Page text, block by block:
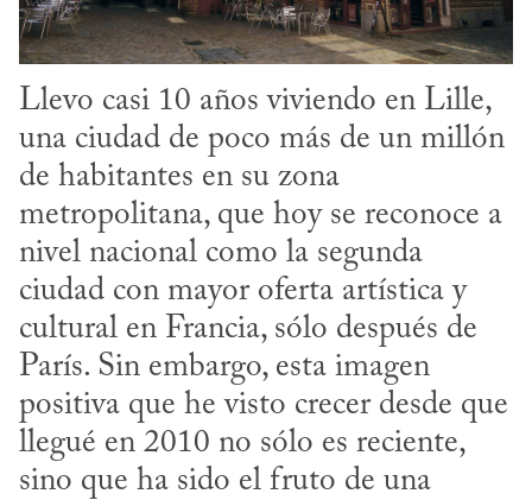
Llevo casi 10 años viviendo en Lille,
una ciudad de poco más de un millón
de habitantes en su zona
metropolitana, que hoy se reconoce a
nivel nacional como la segunda
ciudad con mayor oferta artística y
cultural en Francia, sólo después de
París. Sin embargo, esta imagen
positiva que he visto crecer desde que
llegué en 2010 no sólo es reciente,
sino que ha sido el fruto de una